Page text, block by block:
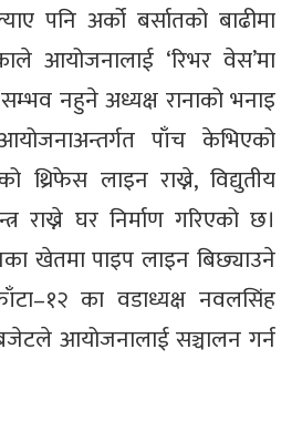
पनि अर्को बर्सातको बाढीमा
आयोजनालाई ‘रिभर वेस’मा
नहुने अध्यक्ष रानाको भनाइ
पाँच केभिएको
थ्रिफेस लाइन राख्ने, विद्युतीय
राख्ने घर निर्माण गरिएको छ।
खेतमा पाइप लाइन बिछ्याउने
का वडाध्यक्ष नवलसिंह
आयोजनालाई सञ्चालन गर्न